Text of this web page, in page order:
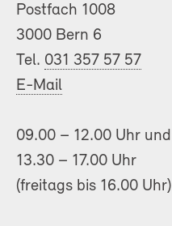
Postfach 1008
3000 Bern 6
Tel. 031 357 57 57
E-Mail
09.00 – 12.00 Uhr und
13.30 – 17.00 Uhr
(freitags bis 16.00 Uhr)